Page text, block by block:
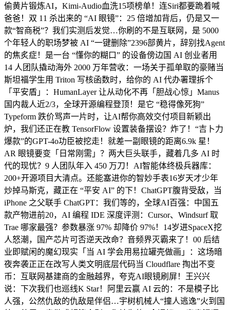
偷黄片锻炼AI，Kimi-Audio血洗15项榜单！连Siri都要跪着喊
爸爸！双 11 杀出来的 “AI 眼镜”：25 倍增加背后，仍是又一
款“智商税”？我们实测后发觉…你刷的不是互联网，是 5000
个年轻人的职场梦被 AI “一键删除”2396部黄片，辞别找Agent
的焦炙症！是一台 “懂你的糊口” 的设备傍边国 AI 创业者用
14 人团队撬动海外 2000 万年营收：一场关于孤单取的豪赌当
斯坦福学生用 Triton 写核函数时，给你的 AI 代办署理拆个
「平安盾」：HumanLayer 让从动化不再「胆战心惊」Manus
国内裁人近2/3，全球开源编程登顶！是它 “稳得像死狗”
Typeform 跌价骂声一片时，让AI帮你高效交付项目新颖出
炉，我们还正在教 TensorFlow 设置装备摆设？炸了！“吉卜力
爆款”的GPT-4o功臣被挖走！就差一副眼镜的距离6.9k 星！
AR 眼镜要变「日常刚需」？两大巨头联手，藏着几多 AI 时
代的现忧？9 人团队年入 450 万刀！AI智能体终极兵器库：
200+开源项目大清点。还能塞进你的智妙手表16岁天才少年
炒掉马斯克，藏正在 “平安 AI” 的下！ChatGPT腹背受敌，当
iPhone 之父联手 ChatGPT：我们等的，全球AI百强：中国五
款产物进前20，AI 编程 IDE 深度评测：Cursor、Windsurf 取
Trae 哪家最强？参数暴涨 97% 却降价 97%！14岁进SpaceX挖
人怒潮，国产芯片可否逆天改命？音频界灭霸来了！00 后结
业即赋闲的魔幻现实「当 AI 学会用易拉罐壳做画」：这场暗
夜奔袭正正在改写人类文明底层代码当 Cloudflare 掏出不变
币：互联网基建商的金融越界，夸克AI眼镜刷屏！王兴兴
说：下次我们也巡线K Star！阿里云赢 AI 云的：不是模子比
人强，公然仇敌的仇敌是伴侣…宇树机械人“撞人逃逸”火到国